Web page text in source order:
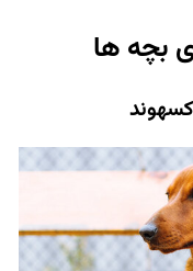
بچه ها